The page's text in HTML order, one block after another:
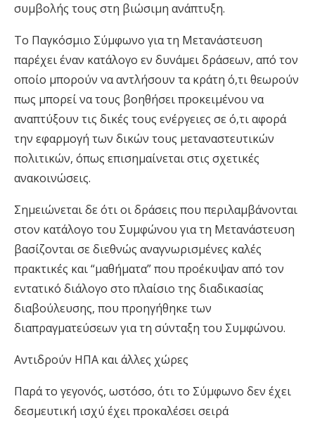
συμβολής τους στη βιώσιμη ανάπτυξη.
Το Παγκόσμιο Σύμφωνο για τη Μετανάστευση
παρέχει έναν κατάλογο εν δυνάμει δράσεων, από τον
οποίο μπορούν να αντλήσουν τα κράτη ό,τι θεωρούν
πως μπορεί να τους βοηθήσει προκειμένου να
αναπτύξουν τις δικές τους ενέργειες σε ό,τι αφορά
την εφαρμογή των δικών τους μεταναστευτικών
πολιτικών, όπως επισημαίνεται στις σχετικές
ανακοινώσεις.
Σημειώνεται δε ότι οι δράσεις που περιλαμβάνονται
στον κατάλογο του Συμφώνου για τη Μετανάστευση
βασίζονται σε διεθνώς αναγνωρισμένες καλές
πρακτικές και “μαθήματα” που προέκυψαν από τον
εντατικό διάλογο στο πλαίσιο της διαδικασίας
διαβούλευσης, που προηγήθηκε των
διαπραγματεύσεων για τη σύνταξη του Συμφώνου.
Αντιδρούν ΗΠΑ και άλλες χώρες
Παρά το γεγονός, ωστόσο, ότι το Σύμφωνο δεν έχει
δεσμευτική ισχύ έχει προκαλέσει σειρά